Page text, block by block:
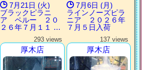
7月21日 (火)
ブラックピラニ
ア ペルー ２０
２６年７月１１ …
7月6日 (月)
ラインノーズピラ
ニア ２０２６年
７月５日入荷
293 views
厚木店
137 views
厚木店